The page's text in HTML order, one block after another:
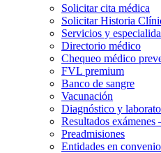
Solicitar cita médica
Solicitar Historia
Servicios y
Directorio médico
Chequeo médico
FVL premium
Banco de sangre
Vacunación
Diagnóstico y
Resultados
Preadmisiones
Entidades en convenio